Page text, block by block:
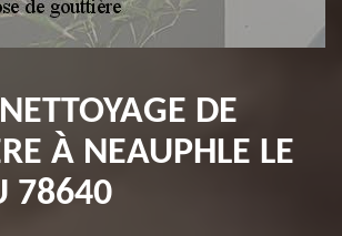
DE
À NEAUPHLE LE
78640